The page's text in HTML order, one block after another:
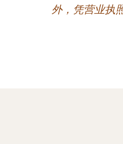
外，凭营业执